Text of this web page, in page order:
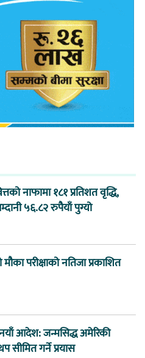
नाफामा १८१ प्रतिशत वृद्धि,
५६.८२ रुपैयाँ पुग्यो
परीक्षाको नतिजा प्रकाशित
आदेश: जन्मसिद्ध अमेरिकी
सीमित गर्ने प्रयास